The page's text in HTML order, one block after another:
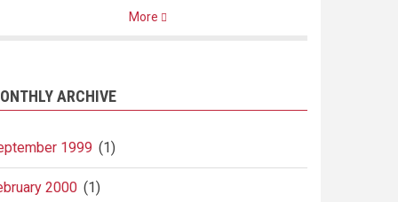
More
ARCHIVE
1999 (1)
2000 (1)